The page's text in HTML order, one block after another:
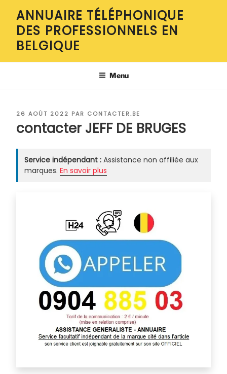
contenu
principal
ANNUAIRE TÉLÉPHONIQUE
DES PROFESSIONNELS EN
BELGIQUE
Menu
PUBLIÉ
26 AOÛT 2022 PAR CONTACTER.BE
contacter JEFF DE BRUGES
Service indépendant : Assistance non affiliée aux
marques. En savoir plus